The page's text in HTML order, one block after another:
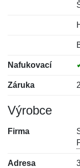
Nafukovací
Záruka
Výrobce
Firma
Adresa